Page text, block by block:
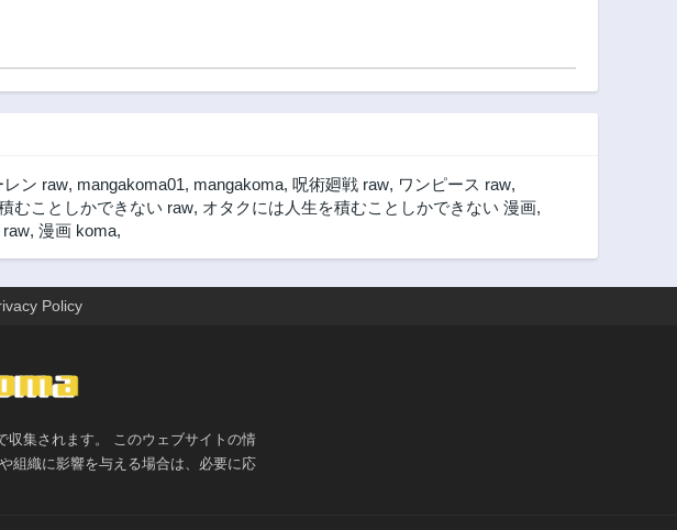
ン raw, mangakoma01, mangakoma, 呪術廻戦 raw, ワンピース raw,
むことしかできない raw, オタクには人生を積むことしかできない 漫画,
, 漫画 koma,
Policy
収集されます。 このウェブサイトの情
組織に影響を与える場合は、必要に応